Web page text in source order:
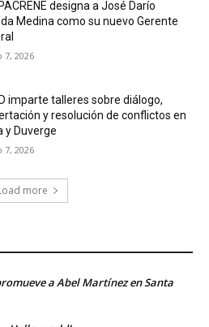
designa a José Darío
Medina como su nuevo Gerente
7, 2026
imparte talleres sobre diálogo,
y resolución de conflictos en
y Duverge
7, 2026
more
a Abel Martínez en Santa